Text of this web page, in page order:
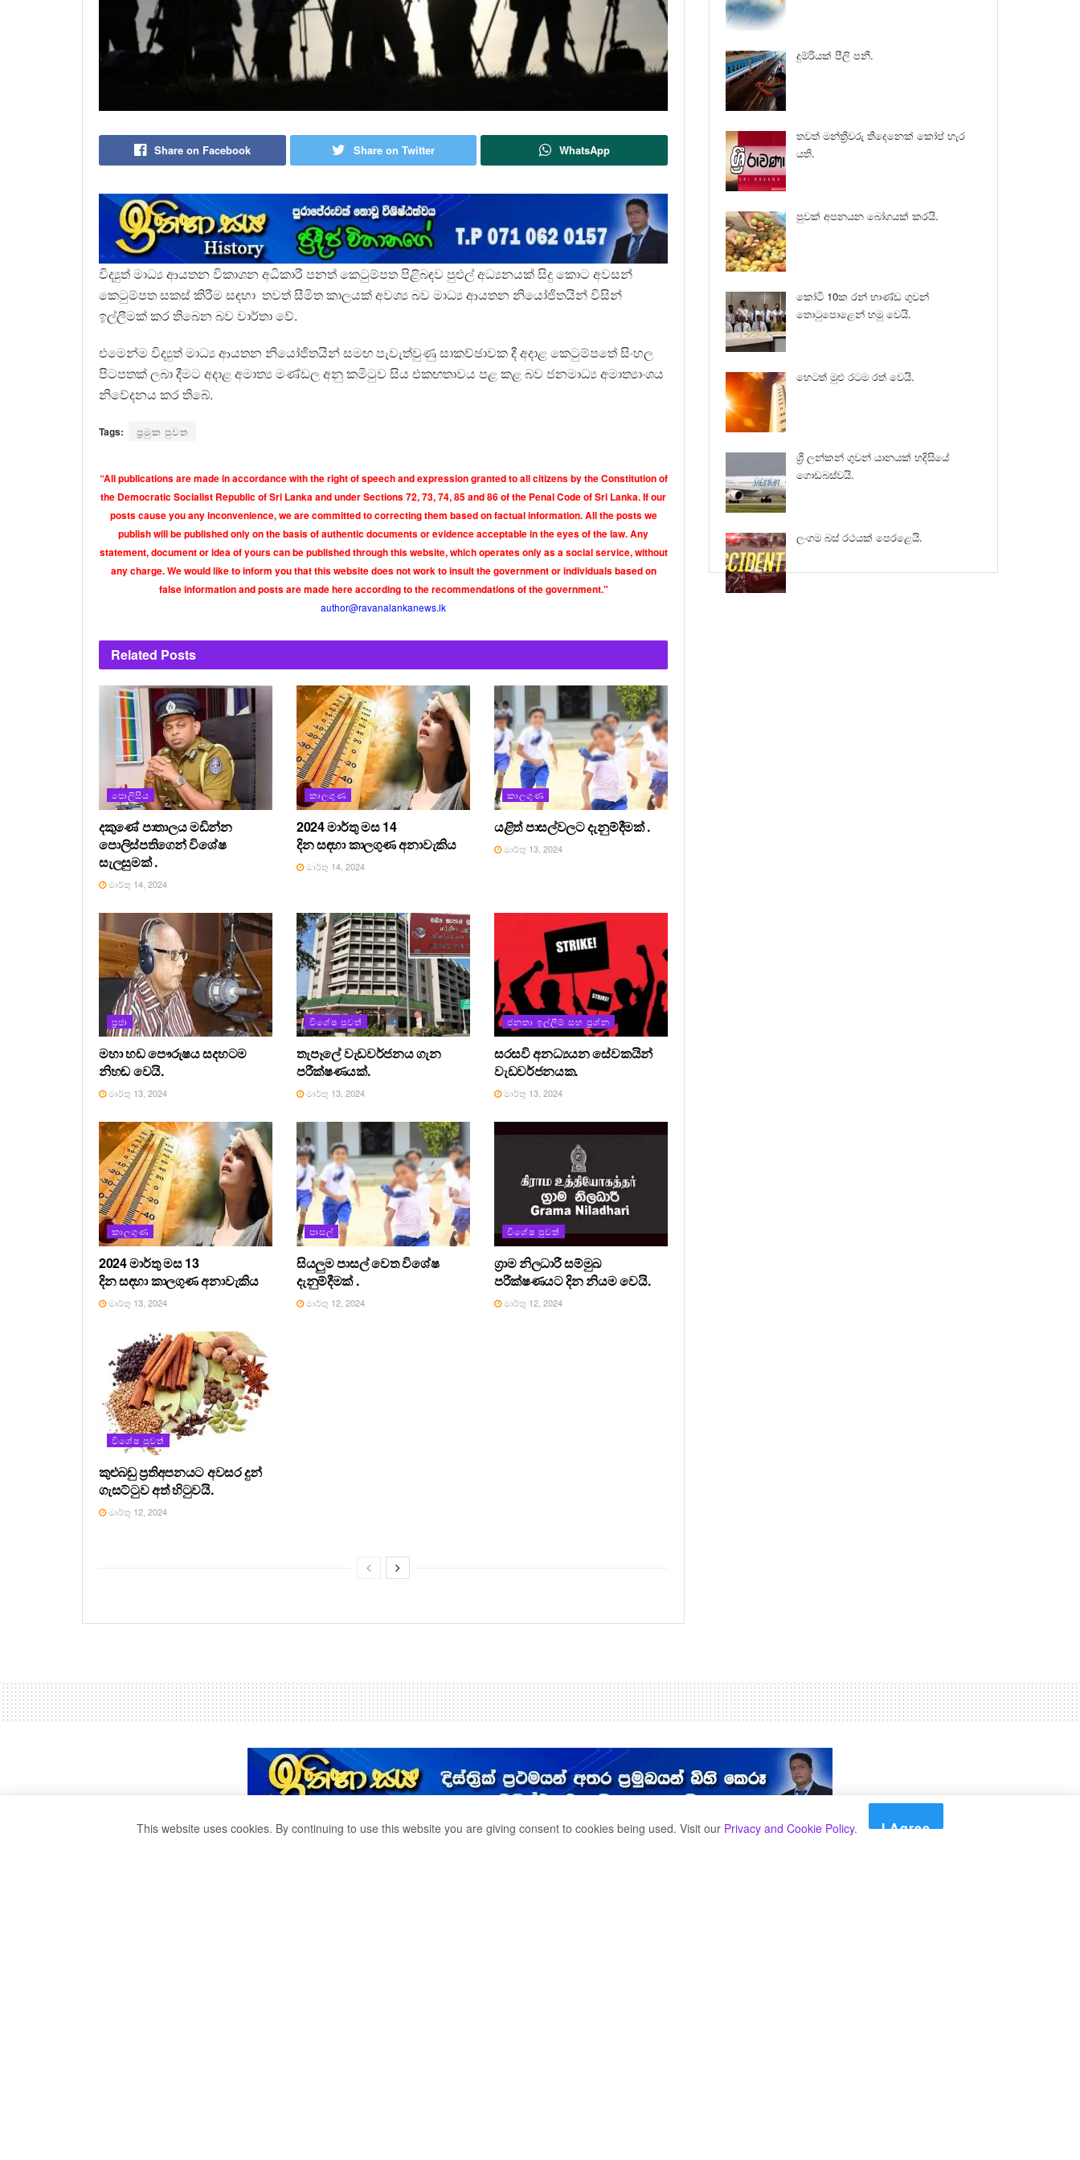
Share on Facebook Share on Twitter WhatsApp
විද්‍යුත් මාධ්‍ය ආයතන විකාශන අධිකාරී පනත් කෙටුම්පත පිළිබඳව පුළුල් අධ්‍යනයක් සිදු කොට අවසන්
කෙටුම්පත සකස් කිරීම සඳහා තවත් සීමිත කාලයක් අවශ්‍ය බව මාධ්‍ය ආයතන නියෝජිතයින් විසින්
ඉල්ලීමක් කර තිබෙන බව වාර්තා වේ.
එමෙන්ම විද්‍යුත් මාධ්‍ය ආයතන නියෝජිතයින් සමඟ පැවැත්වුණු සාකච්ඡාවක දී අදාළ කෙටුම්පතේ සිංහල
පිටපතක් ලබා දීමට අදාළ අමාත්‍ය මණ්ඩල අනු කමිටුව සිය එකඟතාවය පළ කළ බව ජනමාධ්‍ය අමාත්‍යාංශය
නිවේදනය කර තිබේ.
Tags: ප්‍රමුක පුවත
“All publications are made in accordance with the right of speech and expression granted to all citizens by the Constitution of
the Democratic Socialist Republic of Sri Lanka and under Sections 72, 73, 74, 85 and 86 of the Penal Code of Sri Lanka. If our
posts cause you any inconvenience, we are committed to correcting them based on factual information. All the posts we
publish will be published only on the basis of authentic documents or evidence acceptable in the eyes of the law. Any
statement, document or idea of yours can be published through this website, which operates only as a social service, without
any charge. We would like to inform you that this website does not work to insult the government or individuals based on
false information and posts are made here according to the recommendations of the government."
author@ravanalankanews.lk
Related Posts
පොලිසිය
දකුණේ පාතාලය මඩින්න
පොලිස්පතිගෙන් විශේෂ
සැලසුමක් .
මාර්තු 14, 2024
කාලගුණ
2024 මාර්තු මස 14
දින සඳහා කාලගුණ අනාවැකිය
මාර්තු 14, 2024
කාලගුණ
යළිත් පාසල්වලට දැනුම්දීමක් .
මාර්තු 13, 2024
ප්‍රජා
මහා හඩ පෞරුෂය සදහටම
නිහඬ වෙයි.
මාර්තු 13, 2024
විශේෂ පුවත්
තැපෑලේ වැඩවර්ජනය ගැන
පරීක්ෂණයක්.
මාර්තු 13, 2024
ජනතා ඉල්ලීම් සහ ප්‍රශ්න
සරසවි අනධ්‍යයන සේවකයින්
වැඩවර්ජනයක.
මාර්තු 13, 2024
කාලගුණ
2024 මාර්තු මස 13
දින සඳහා කාලගුණ අනාවැකිය
මාර්තු 13, 2024
පාසල්
සියලුම පාසල් වෙත විශේෂ
දැනුම්දීමක් .
මාර්තු 12, 2024
විශේෂ පුවත්
ග්‍රාම නිලධාරී සම්මුඛ
පරීක්ෂණයට දින නියම වෙයි.
මාර්තු 12, 2024
විශේෂ පුවත්
කුළුබඩු ප්‍රතිඅපනයට අවසර දුන්
ගැසට්ටුව අත් හිටුවයි.
මාර්තු 12, 2024
දුම්රියක් පීලි පනී.
තවත් මන්ත්‍රීවරු තිදෙනෙක් කෝප් හැර
යති.
පුවක් අපනයන බෝගයක් කරයි.
කෝටි 10ක රන් භාණ්ඩ ගුවන්
තොටුපොළෙන් හමු වෙයි.
හෙටත් මුළු රටම රත් වෙයි.
ශ්‍රී ලන්කන් ගුවන් යානයක් හදිසියේ
ගොඩබස්වයි.
ලංගම බස් රථයක් පෙරළෙයි.
This website uses cookies. By continuing to use this website you are giving consent to cookies being used. Visit our Privacy and Cookie Policy. I Agree